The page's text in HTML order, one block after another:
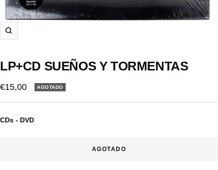
Zoom
LP+CD SUEÑOS Y TORMENTAS
Precio
de
venta
€15,00 AGOTADO
CDs - DVD
AGOTADO